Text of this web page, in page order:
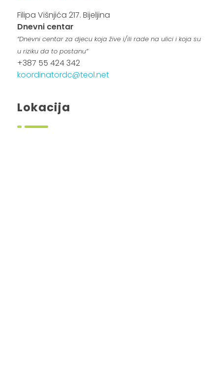
Filipa Višnjića 217. Bijeljina
Dnevni centar
“Dnevni centar za djecu koja žive i/ili rade na ulici i koja su
u riziku da to postanu”
+387 55 424 342
koordinatordc@teol.net
Lokacija